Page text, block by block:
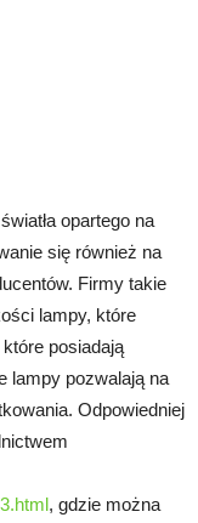
opartego na
się również na
Firmy takie
lampy, które
posiadają
lampy pozwalają na
Odpowiedniej
, gdzie można